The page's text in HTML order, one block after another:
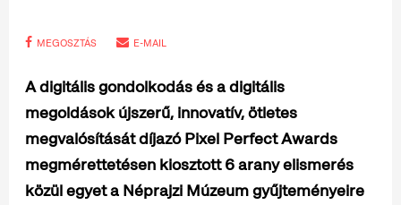
MEGOSZTÁS E-MAIL
A digitális gondolkodás és a digitális
megoldások újszerű, innovatív, ötletes
megvalósítását díjazó Pixel Perfect Awards
megmérettetésen kiosztott 6 arany elismerés
közül egyet a Néprajzi Múzeum gyűjteményeire